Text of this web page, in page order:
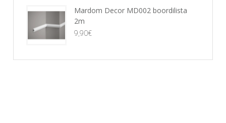
Mardom Decor MD002 boordilista
2m
9,90€